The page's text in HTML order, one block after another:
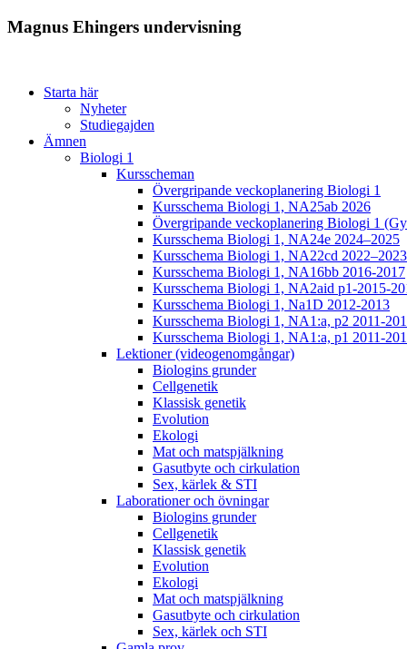
Magnus Ehingers undervisning
Starta här
Nyheter
Studiegajden
Ämnen
Biologi 1
Kursscheman
Övergripande veckoplanering Biologi 1
Kursschema Biologi 1, NA25ab 2026
Övergripande veckoplanering Biologi 1
Kursschema Biologi 1, NA24e 2024–2025
Kursschema Biologi 1, NA22cd 2022–2023
Kursschema Biologi 1, NA16bb 2016-2017
Kursschema Biologi 1, NA2aid p1-2015-
Kursschema Biologi 1, Na1D 2012-2013
Kursschema Biologi 1, NA1:a, p2 2011-
Kursschema Biologi 1, NA1:a, p1 2011-
Lektioner (videogenomgångar)
Biologins grunder
Cellgenetik
Klassisk genetik
Evolution
Ekologi
Mat och matspjälkning
Gasutbyte och cirkulation
Sex, kärlek & STI
Laborationer och övningar
Biologins grunder
Cellgenetik
Klassisk genetik
Evolution
Ekologi
Mat och matspjälkning
Gasutbyte och cirkulation
Sex, kärlek och STI